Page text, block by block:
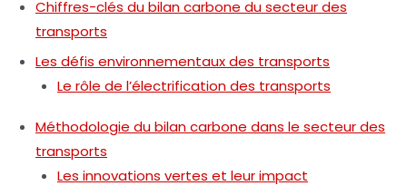
Chiffres-clés du bilan carbone du secteur des
transports
Les défis environnementaux des transports
Le rôle de l’électrification des transports
Méthodologie du bilan carbone dans le secteur des
transports
Les innovations vertes et leur impact